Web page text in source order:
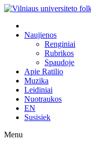
Naujienos
Renginiai
Rubrikos
Spaudoje
Apie Ratilio
Muzika
Leidiniai
Nuotraukos
EN
Susisiek
Menu